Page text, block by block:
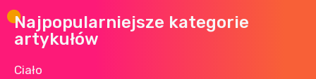
Najpopularniejsze kategorie
artykułów
Ciało